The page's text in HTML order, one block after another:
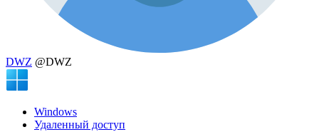
DWZ @DWZ
Windows
Удаленный доступ